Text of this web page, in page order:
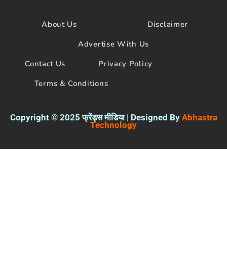
o
e
About Us
Disclaimer
Advertise With Us
Contact Us
Privacy Policy
Terms & Conditions
Copyright © 2025 फ्रेंड्स मीडिया | Designed By Abhastra
Technology